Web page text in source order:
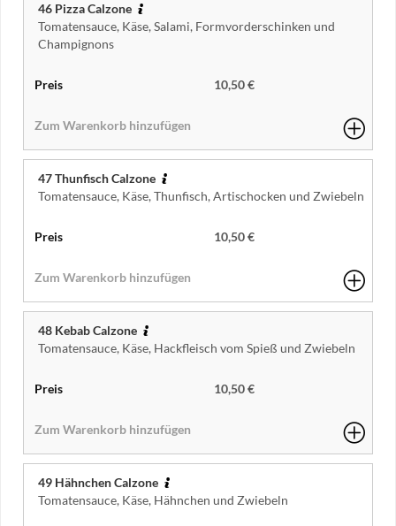
46 Pizza Calzone
Tomatensauce, Käse, Salami, Formvorderschinken und
Champignons
10,50 €
47 Thunfisch Calzone
Tomatensauce, Käse, Thunfisch, Artischocken und Zwiebeln
10,50 €
48 Kebab Calzone
Tomatensauce, Käse, Hackfleisch vom Spieß und Zwiebeln
10,50 €
49 Hähnchen Calzone
Tomatensauce, Käse, Hähnchen und Zwiebeln